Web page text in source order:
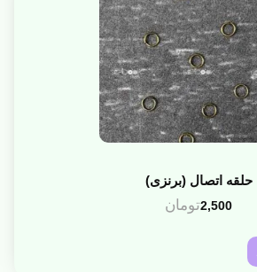
حلقه اتصال (برنزی)
2,500تومان